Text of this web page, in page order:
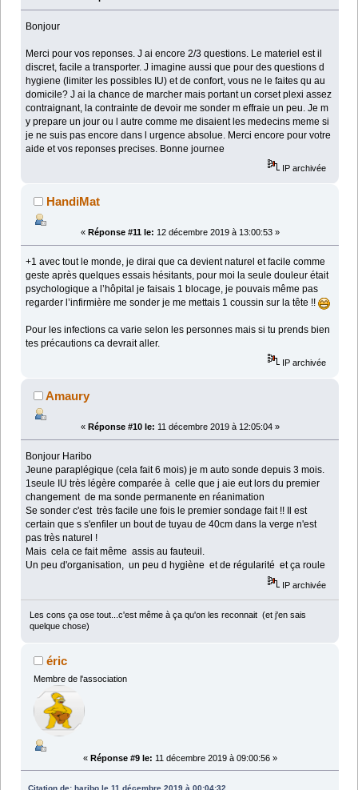
Bonjour
Merci pour vos reponses. J ai encore 2/3 questions. Le materiel est il
discret, facile a transporter. J imagine aussi que pour des questions d
hygiene (limiter les possibles IU) et de confort, vous ne le faites qu au
domicile? J ai la chance de marcher mais portant un corset plexi assez
contraignant, la contrainte de devoir me sonder m effraie un peu. Je m
y prepare un jour ou l autre comme me disaient les medecins meme si
je ne suis pas encore dans l urgence absolue. Merci encore pour votre
aide et vos reponses precises. Bonne journee
IP archivée
HandiMat
« Réponse #11 le: 12 décembre 2019 à 13:00:53 »
+1 avec tout le monde, je dirai que ca devient naturel et facile comme
geste après quelques essais hésitants, pour moi la seule douleur était
psychologique a l’hôpital je faisais 1 blocage, je pouvais même pas
regarder l’infirmière me sonder je me mettais 1 coussin sur la tête !!
Pour les infections ca varie selon les personnes mais si tu prends bien
tes précautions ca devrait aller.
IP archivée
Amaury
« Réponse #10 le: 11 décembre 2019 à 12:05:04 »
Bonjour Haribo
Jeune paraplégique (cela fait 6 mois) je m auto sonde depuis 3 mois.
1seule IU très légère comparée à celle que j aie eut lors du premier
changement de ma sonde permanente en réanimation
Se sonder c'est très facile une fois le premier sondage fait !! Il est
certain que s s'enfiler un bout de tuyau de 40cm dans la verge n'est
pas très naturel !
Mais cela ce fait même assis au fauteuil.
Un peu d'organisation, un peu d hygiène et de régularité et ça roule
IP archivée
Les cons ça ose tout...c'est même à ça qu'on les reconnait (et j'en sais
quelque chose)
éric
Membre de l'association
« Réponse #9 le: 11 décembre 2019 à 09:00:56 »
Citation de: haribo le 11 décembre 2019 à 00:04:32